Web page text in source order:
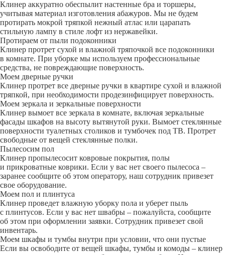
Клинер аккуратно обеспылит настенные бра и торшеры,
учитывая материал изготовления абажуров. Мы не будем
протирать мокрой тряпкой нежный атлас или царапать
стильную лампу в стиле лофт из нержавейки.
Протираем от пыли подоконники
Клинер протрет сухой и влажной тряпочкой все подоконники
в комнате. При уборке мы используем профессиональные
средства, не повреждающие поверхность.
Моем дверные ручки
Клинер протрет все дверные ручки в квартире сухой и влажной
тряпкой, при необходимости продезинфицирует поверхность.
Моем зеркала и зеркальные поверхности
Клинер вымоет все зеркала в комнате, включая зеркальные
фасады шкафов на высоту вытянутой руки. Вымоет стеклянные
поверхности туалетных столиков и тумбочек под ТВ. Протрет
свободные от вещей стеклянные полки.
Пылесосим пол
Клинер пропылесосит ковровые покрытия, полы
и прикроватные коврики. Если у вас нет своего пылесоса –
заранее сообщите об этом оператору, наш сотрудник привезет
свое оборудование.
Моем пол и плинтуса
Клинер проведет влажную уборку пола и уберет пыль
с плинтусов. Если у вас нет швабры – пожалуйста, сообщите
об этом при оформлении заявки. Сотрудник привезет свой
инвентарь.
Моем шкафы и тумбы внутри при условии, что они пустые
Если вы освободите от вещей шкафы, тумбы и комоды – клинер